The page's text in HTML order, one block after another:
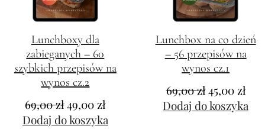
Lunchboxy dla
zabieganych – 60
szybkich przepisów na
wynos cz.2
69,00zł49,00 zł
Dodaj do koszyka
Lunchbox na co dzień
– 56 przepisów na
wynos cz.1
69,00zł 45,00 zł
Dodaj do koszyka